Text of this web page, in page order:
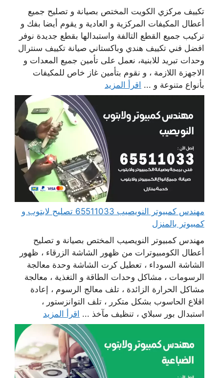
تكييف مركزي الكويت المختص بصيانة و تصليح جميع
أعطال المكيفات المركزية و العادية و يقوم أيضا بفك و
تركيب جميع القطع التالفة واستبدالها بقطع جديدة نوفر
افضل فني تكييف هندي وباكستاني صيانة تكييف سنترال
وحدات تبريد للابنية، نعمل على تأمين جميع المعدات و
الاجهزة اللازمة ، و نقوم بتأمين غاز خاص للمكيفات
بأنواع متنوعة و ... اقرأ المزيد
مهندس كمبيوتر النويصيب 65511033 تصليح لابتوب و
كمبيوتر بالمنزل
مهندس كمبيوتر النويصيب المختص بصيانة و تصليح
أعطال الكومبيوترات من ظهور الشاشة الزرقاء ، ظهور
الشاشة السوداء ، تعطيل كرت الشاشة وحدة معالجة
الرسومات ، مشاكل وحدات الطاقة و التغذية ، معالجة
مشاكل الحرارة الزائدة ، تلف معالج الرسوم ، إعادة
اقلاع الحاسوب بشكل متكرر ، تلف التوانزستور ،
استبدال بور سبلاي ، تنظيف مآخذ ... اقرأ المزيد